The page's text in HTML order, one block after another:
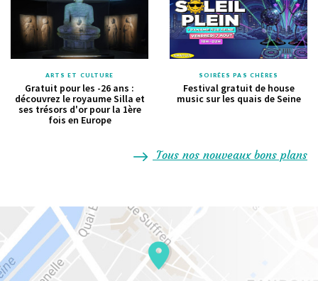
ARTS ET CULTURE
Gratuit pour les -26 ans :
découvrez le royaume Silla et
ses trésors d'or pour la 1ère
fois en Europe
SOIRÉES PAS CHÈRES
Festival gratuit de house
music sur les quais de Seine
Tous nos nouveaux bons plans